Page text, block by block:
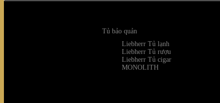
Tủ bảo quản
Liebherr Tủ lạnh
Liebherr Tủ rượu
Liebherr Tủ cigar
MONOLITH